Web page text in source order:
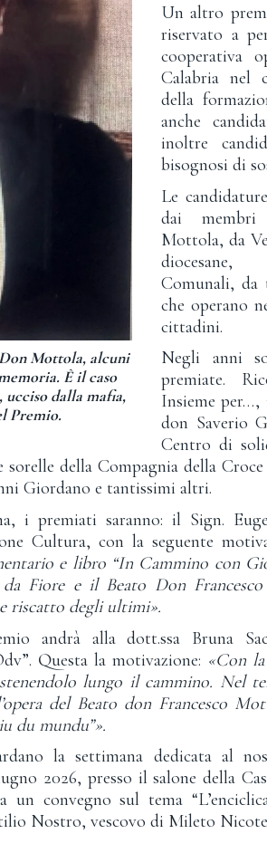
Mottola, alcuni
È il caso
ucciso dalla mafia,
Premio.
Un altro
riservato a
cooperativa
Calabria nel
della
anche
inoltre
bisognosi di
Le
dai membri
Mottola, da
diocesane,
Comunali,
che operano
cittadini.
Negli anni
premiate.
Insieme
don Saverio
Centro di
della Compagnia della
Giordano e tantissimi altri.
i premiati saranno: il Sign.
Cultura, con la seguente
e libro “In Cammino con
da Fiore e il Beato Don
riscatto degli ultimi».
andrà alla dott.ssa Bruna
Questa la motivazione: «Con
lungo il cammino. Nel
del Beato don Francesco
du mundu”».
la settimana dedicata al
2026, presso il salone della
un convegno sul tema
Nostro, vescovo di Mileto